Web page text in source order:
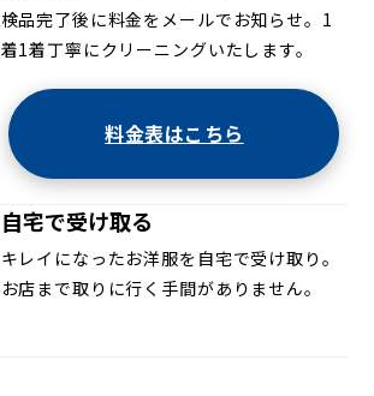
検品完了後に料金をメールでお知らせ。1
着1着丁寧にクリーニングいたします。
料金表はこちら
自宅で受け取る
キレイになったお洋服を自宅で受け取り。
お店まで取りに行く手間がありません。